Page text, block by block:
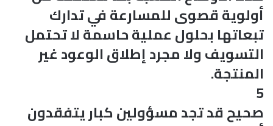
أولوية قصوى للمسارعة في تدارك
تبعاتها بحلول عملية حاسمة لا تحتمل
التسويف ولا مجرد إطلاق الوعود غير
المنتجة.
5
صحيح قد تجد مسؤولين كبار يتفقدون